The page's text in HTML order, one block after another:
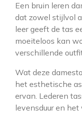
Een bruin leren
dat zowel stijlvol
leer geeft de tas
moeiteloos kan
verschillende
Wat deze
het esthetische
ervan. Lederen
levensduur en